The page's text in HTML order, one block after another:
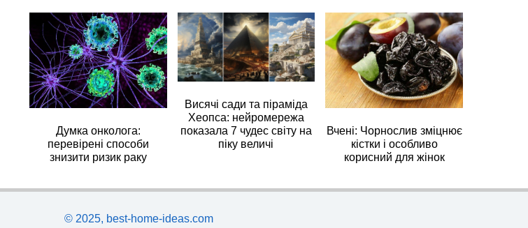
Думка онколога:
перевірені способи
знизити ризик раку
Висячі сади та піраміда
Хеопса: нейромережа
показала 7 чудес світу на
піку величі
Вчені: Чорнослив зміцнює
кістки і особливо
корисний для жінок
© 2025, best-home-ideas.com